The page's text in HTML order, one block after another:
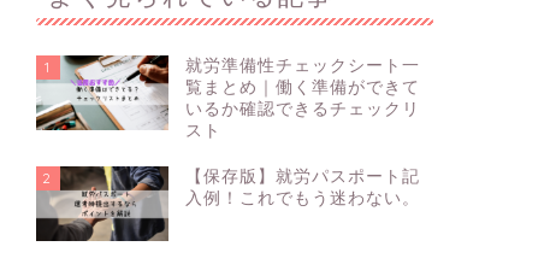
1
就労準備性チェックシート一
覧まとめ｜働く準備ができて
いるか確認できるチェックリ
スト
2
【保存版】就労パスポート記
入例！これでもう迷わない。